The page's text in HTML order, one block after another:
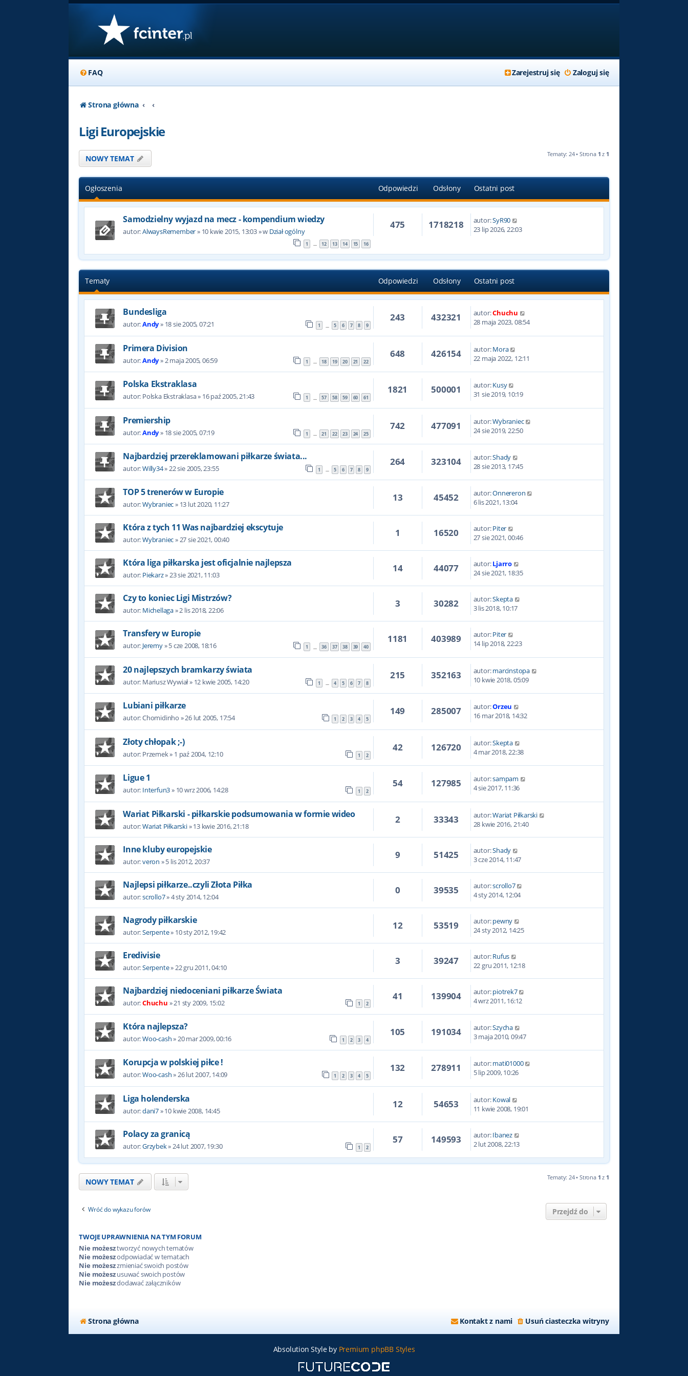
FAQ Zaloguj się
Zarejestruj się
Strona główna
Ligi Europejskie
NOWY TEMAT Tematy: 24 • Strona 1 z 1
Ogłoszenia Odpowiedzi Odsłony Ostatni post
Samodzielny wyjazd na mecz - kompendium wiedzy
autor:AlwaysRemember» 10 kwie 2015, 13:03» w Dział ogólny
1 … 12 13 14 15 16
475 1718218 autor:SyR90
23 lip 2026, 22:03
Tematy Odpowiedzi Odsłony Ostatni post
Bundesliga
autor:Andy» 18 sie 2005, 07:21 1 … 5 6 7 8 9
243 432321 autor:Chuchu
28 maja 2023, 08:54
Primera Division
autor:Andy»2 maja 2005, 06:59 1 … 18 19 20 21 22
648 426154 autor:Mora
22 maja 2022, 12:11
Polska Ekstraklasa
autor: Polska Ekstraklasa» 16 paź 2005, 21:43 1 … 57 58 59 60 61
1821 500001 autor:Kusy
31 sie 2019, 10:19
Premiership
autor:Andy» 18 sie 2005, 07:19 1 … 21 22 23 24 25
742 477091 autor:Wybraniec
24 sie 2019, 22:50
Najbardziej przereklamowani piłkarze świata...
autor:Willy34»22 sie 2005, 23:55 1 … 5 6 7 8 9
264 323104 autor:Shady
28 sie 2013, 17:45
TOP 5 trenerów w Europie
autor:Wybraniec» 13 lut 2020, 11:27
13 45452 autor:Onnereron
6 lis 2021, 13:04
Która z tych 11 Was najbardziej ekscytuje
autor:Wybraniec»27 sie 2021, 00:40
1 16520 autor:Piter
27 sie 2021, 00:46
Która liga piłkarska jest oficjalnie najlepsza
autor: Piekarz»23 sie 2021, 11:03
14 44077 autor:Ljarro
24 sie 2021, 18:35
Czy to koniec Ligi Mistrzów?
autor: Michellaga»2 lis 2018, 22:06
3 30282 autor:Skepta
3 lis 2018, 10:17
Transfery w Europie
autor: Jeremy»5 cze 2008, 18:16 1 … 36 37 38 39 40
1181 403989 autor:Piter
14 lip 2018, 22:23
20 najlepszych bramkarzy świata
autor: Mariusz Wywiał» 12 kwie 2005, 14:20 1 … 4 5 6 7 8
215 352163 autor:marcinstopa
10 kwie 2018, 05:09
Lubiani piłkarze
autor:Chomidinho »26 lut 2005, 17:54 1 2 3 4 5
149 285007 autor:Orzeu
16 mar 2018, 14:32
Złoty chłopak ;-)
autor: Przemek» 1 paź 2004, 12:10 1 2
42 126720 autor:Skepta
4 mar 2018, 22:38
Ligue 1
autor: Interfun3» 10 wrz 2006, 14:28 1 2
54 127985 autor:sampam
4 sie 2017, 11:36
Wariat Piłkarski - piłkarskie podsumowania w formie wideo
autor:Wariat Piłkarski»13 kwie 2016, 21:18
2 33343 autor:Wariat Piłkarski
28 kwie 2016, 21:40
Inne kluby europejskie
autor:veron »5 lis 2012, 20:37
9 51425 autor:Shady
3 cze 2014, 11:47
Najlepsi piłkarze..czyli Złota Piłka
autor:scrollo7»4 sty 2014, 12:04
0 39535 autor:scrollo7
4 sty 2014, 12:04
Nagrody piłkarskie
autor:Serpente» 10 sty 2012, 19:42
12 53519 autor:pewny
24 sty 2012, 14:25
Eredivisie
autor:Serpente» 22 gru 2011, 04:10
3 39247 autor:Rufus
22 gru 2011, 12:18
Najbardziej niedoceniani piłkarze Świata
autor:Chuchu »21 sty 2009, 15:02 1 2
41 139904 autor:piotrek7
4 wrz 2011, 16:12
Która najlepsza?
autor:Woo-cash»20 mar 2009, 00:16 1 2 3 4
105 191034 autor:Szycha
3 maja 2010, 09:47
Korupcja w polskiej piłce !
autor:Woo-cash»26 lut 2007, 14:09 1 2 3 4 5
132 278911 autor:mati01000
5 lip 2009, 10:26
Liga holenderska
autor:dani7»10 kwie 2008, 14:45
12 54653 autor:Kowal
11 kwie 2008, 19:01
Polacy za granicą
autor:Grzybek»24 lut 2007, 19:30 1 2
57 149593 autor:Ibanez
2 lut 2008, 22:13
NOWY TEMAT Tematy: 24 • Strona 1 z 1
Wróć do wykazu forów Przejdź do
TWOJE UPRAWNIENIA NA TYM FORUM
Nie możesztworzyć nowych tematów
Nie możeszodpowiadać w tematach
Nie możeszzmieniać swoich postów
Nie możeszusuwać swoich postów
Nie możeszdodawać załączników
Strona główna Usuń ciasteczka witryny
Kontakt z nami
Absolution Style by Premium phpBB Styles